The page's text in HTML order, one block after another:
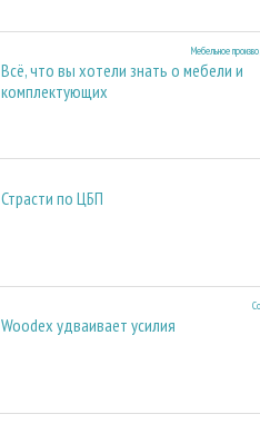
Мебельное
Всё, что вы хотели знать о мебели и
комплектующих
Страсти по ЦБП
Woodex удваивает усилия